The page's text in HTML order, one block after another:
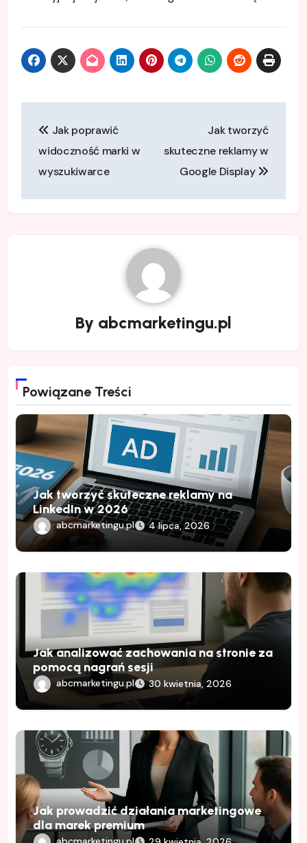
wpisu
Jak poprawić
widoczność marki w
wyszukiwarce
Jak tworzyć
skuteczne reklamy w
Google Display
By abcmarketingu.pl
Powiązane Treści
Jak tworzyć skuteczne reklamy na
LinkedIn w 2026
abcmarketingu.pl 4 lipca, 2026
Jak analizować zachowania na stronie za
pomocą nagrań sesji
abcmarketingu.pl 30 kwietnia, 2026
Jak prowadzić działania marketingowe
dla marek premium